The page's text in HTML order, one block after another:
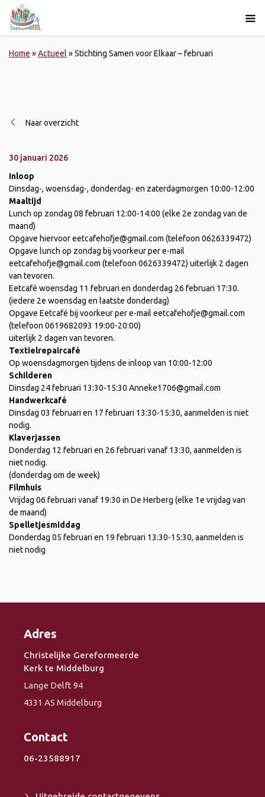
Home »Actueel »Stichting Samen voor Elkaar – februari
Naar overzicht
30 januari 2026
Inloop
Dinsdag-, woensdag-, donderdag- en zaterdagmorgen 10:00-12:00
Maaltijd
Lunch op zondag 08 februari 12:00-14:00 (elke 2e zondag van de
maand)
Opgave hiervoor eetcafehofje@gmail.com (telefoon 0626339472)
Opgave lunch op zondag bij voorkeur per e-mail
eetcafehofje@gmail.com (telefoon 0626339472) uiterlijk 2 dagen
van tevoren.
Eetcafé woensdag 11 februari en donderdag 26 februari 17:30.
(iedere 2e woensdag en laatste donderdag)
Opgave Eetcafé bij voorkeur per e-mail eetcafehofje@gmail.com
(telefoon 0619682093 19:00-20:00)
uiterlijk 2 dagen van tevoren.
Textielrepaircafé
Op woensdagmorgen tijdens de inloop van 10:00-12:00
Schilderen
Dinsdag 24 februari 13:30-15:30 Anneke1706@gmail.com
Handwerkcafé
Dinsdag 03 februari en 17 februari 13:30-15:30, aanmelden is niet
nodig.
Klaverjassen
Donderdag 12 februari en 26 februari vanaf 13:30, aanmelden is
niet nodig.
(donderdag om de week)
Filmhuis
Vrijdag 06 februari vanaf 19:30 in De Herberg (elke 1e vrijdag van
de maand)
Spelletjesmiddag
Donderdag 05 februari en 19 februari 13:30-15:30, aanmelden is
niet nodig
Adres
Christelijke Gereformeerde
Kerk te Middelburg
Lange Delft 94
4331 AS Middelburg
Contact
06-23588917